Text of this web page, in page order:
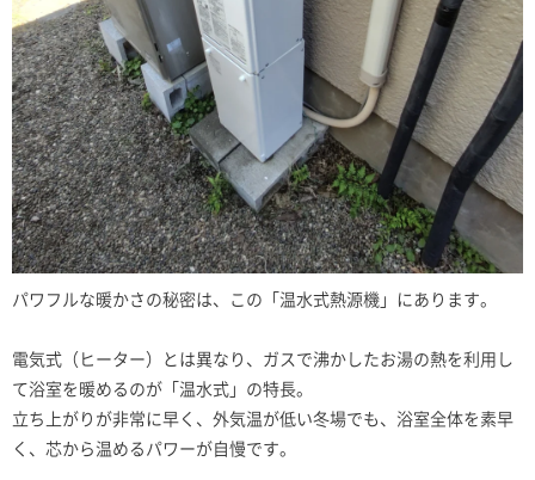
パワフルな暖かさの秘密は、この「温水式熱源機」にあります。
電気式（ヒーター）とは異なり、ガスで沸かしたお湯の熱を利用し
て浴室を暖めるのが「温水式」の特長。
立ち上がりが非常に早く、外気温が低い冬場でも、浴室全体を素早
く、芯から温めるパワーが自慢です。